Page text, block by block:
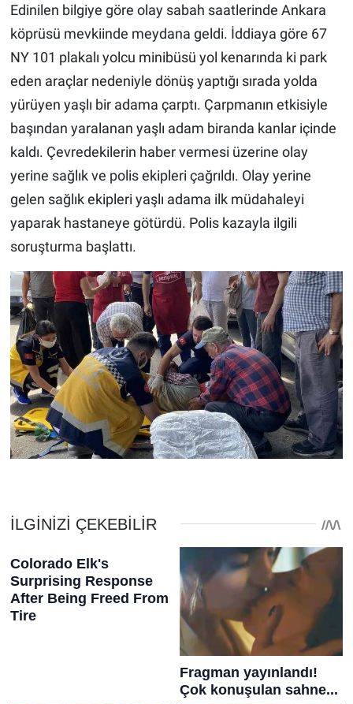
Edinilen bilgiye göre olay sabah saatlerinde Ankara
köprüsü mevkiinde meydana geldi. İddiaya göre 67
NY 101 plakalı yolcu minibüsü yol kenarında ki park
eden araçlar nedeniyle dönüş yaptığı sırada yolda
yürüyen yaşlı bir adama çarptı. Çarpmanın etkisiyle
başından yaralanan yaşlı adam biranda kanlar içinde
kaldı. Çevredekilerin haber vermesi üzerine olay
yerine sağlık ve polis ekipleri çağrıldı. Olay yerine
gelen sağlık ekipleri yaşlı adama ilk müdahaleyi
yaparak hastaneye götürdü. Polis kazayla ilgili
soruşturma başlattı.